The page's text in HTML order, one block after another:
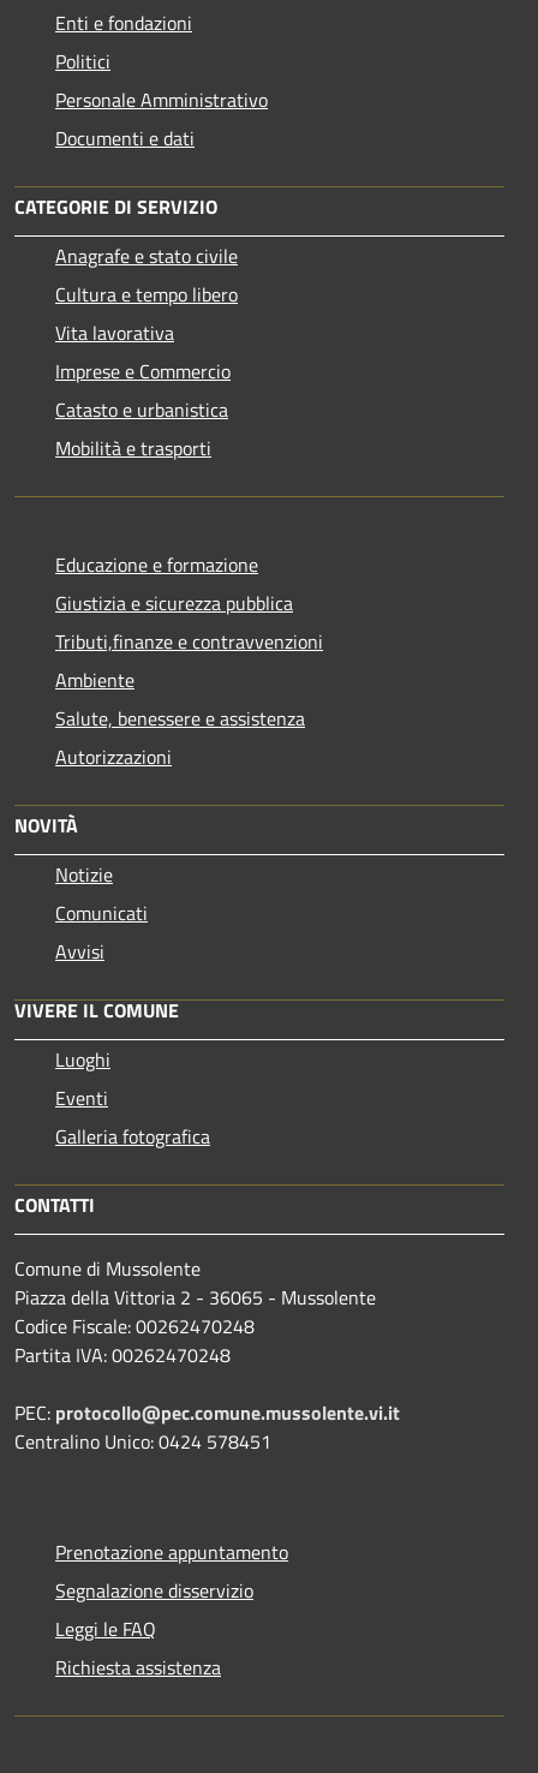
Enti e fondazioni
Politici
Personale Amministrativo
Documenti e dati
CATEGORIE DI SERVIZIO
Anagrafe e stato civile
Cultura e tempo libero
Vita lavorativa
Imprese e Commercio
Catasto e urbanistica
Mobilità e trasporti
Educazione e formazione
Giustizia e sicurezza pubblica
Tributi,finanze e contravvenzioni
Ambiente
Salute, benessere e assistenza
Autorizzazioni
NOVITÀ
Notizie
Comunicati
Avvisi
VIVERE IL COMUNE
Luoghi
Eventi
Galleria fotografica
CONTATTI
Comune di Mussolente
Piazza della Vittoria 2 - 36065 - Mussolente
Codice Fiscale: 00262470248
Partita IVA: 00262470248
PEC: protocollo@pec.comune.mussolente.vi.it
Centralino Unico: 0424 578451
Prenotazione appuntamento
Segnalazione disservizio
Leggi le FAQ
Richiesta assistenza